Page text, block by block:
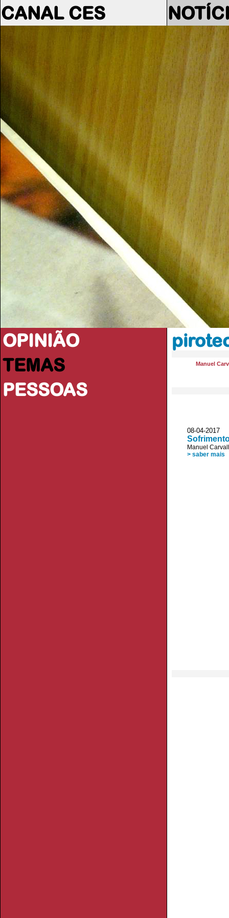
CANAL CES
OPINIÃO
TEMAS
PESSOAS
Manuel
08-04-2017
Manuel
> saber mais